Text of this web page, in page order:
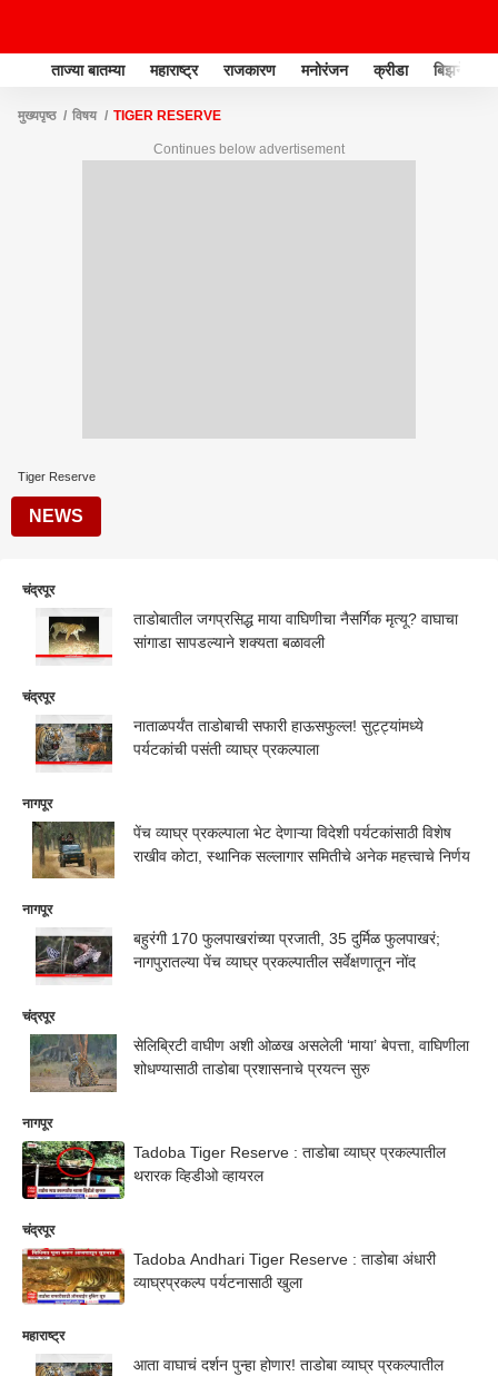
ताज्या बातम्या महाराष्ट्र राजकारण मनोरंजन क्रीडा बिझनेस
मुख्यपृष्ठ विषय TIGER RESERVE
Continues below advertisement
Tiger Reserve
NEWS
चंद्रपूर
ताडोबातील जगप्रसिद्ध माया वाघिणीचा नैसर्गिक मृत्यू? वाघाचा
सांगाडा सापडल्याने शक्यता बळावली
चंद्रपूर
नाताळपर्यंत ताडोबाची सफारी हाऊसफुल्ल! सुट्ट्यांमध्ये
पर्यटकांची पसंती व्याघ्र प्रकल्पाला
नागपूर
पेंच व्याघ्र प्रकल्पाला भेट देणाऱ्या विदेशी पर्यटकांसाठी विशेष
राखीव कोटा, स्थानिक सल्लागार समितीचे अनेक महत्त्वाचे निर्णय
नागपूर
बहुरंगी 170 फुलपाखरांच्या प्रजाती, 35 दुर्मिळ फुलपाखरं;
नागपुरातल्या पेंच व्याघ्र प्रकल्पातील सर्वेक्षणातून नोंद
चंद्रपूर
सेलिब्रिटी वाघीण अशी ओळख असलेली ‘माया’ बेपत्ता, वाघिणीला
शोधण्यासाठी ताडोबा प्रशासनाचे प्रयत्न सुरु
नागपूर
Tadoba Tiger Reserve : ताडोबा व्याघ्र प्रकल्पातील
थरारक व्हिडीओ व्हायरल
चंद्रपूर
Tadoba Andhari Tiger Reserve : ताडोबा अंधारी
व्याघ्रप्रकल्प पर्यटनासाठी खुला
महाराष्ट्र
आता वाघाचं दर्शन पुन्हा होणार! ताडोबा व्याघ्र प्रकल्पातील